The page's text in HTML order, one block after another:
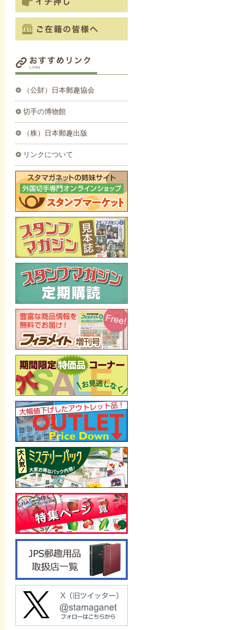
（公財）日本郵趣協会
切手の博物館
（株）日本郵趣出版
リンクについて